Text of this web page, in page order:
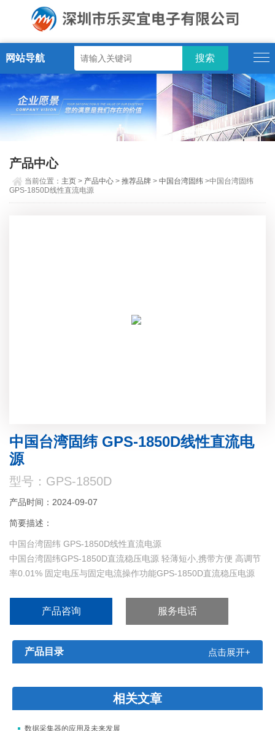
网站导航
产品中心
当前位置： 主页 > 产品中心 >推荐品牌 >中国台湾固纬 >中国台湾固纬
GPS-1850D线性直流电源
中国台湾固纬 GPS-1850D线性直流电
源
型号：GPS-1850D
产品时间：2024-09-07
简要描述：
中国台湾固纬 GPS-1850D线性直流电源
中国台湾固纬GPS-1850D直流稳压电源 轻薄短小,携带方便 高调节
率0.01% 固定电压与固定电流操作功能GPS-1850D直流稳压电源
过载与极性反向保护功能。
产品咨询 服务电话
产品目录 点击展开+
相关文章
数据采集器的应用及未来发展